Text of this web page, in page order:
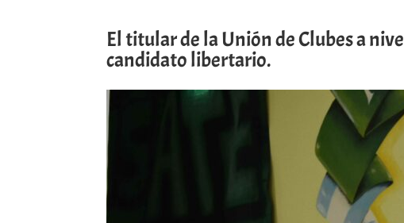
El titular de la Unión de Clubes a
candidato libertario.